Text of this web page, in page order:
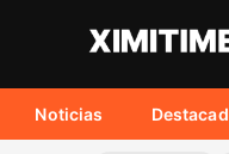
Noticias